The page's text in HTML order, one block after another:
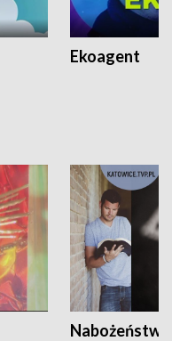
Ekoagent